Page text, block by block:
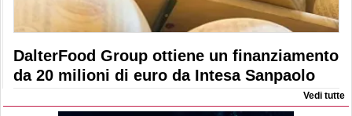
DalterFood Group ottiene un finanziamento
da 20 milioni di euro da Intesa Sanpaolo
Vedi tutte